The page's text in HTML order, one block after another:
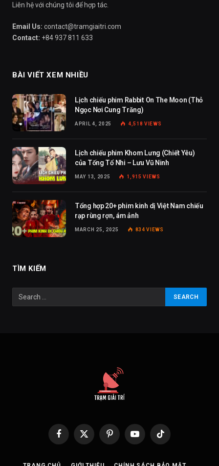
Liên hệ với chúng tôi để hợp tác.
Email Us: contact@tramgiaitri.com
Contact: +84 937 811 633
BÀI VIẾT XEM NHIỀU
Lịch chiếu phim Rabbit On The Moon (Thỏ
Ngọc Nơi Cung Trăng)
APRIL 4, 2025 4,518VIEWS
Lịch chiếu phim Khom Lưng (Chiết Yêu)
của Tống Tổ Nhi – Lưu Vũ Ninh
MAY 13, 2025 1,915VIEWS
Tổng hợp 20+ phim kinh dị Việt Nam chiếu
rạp rùng rợn, ám ảnh
MARCH 25, 2025 834VIEWS
TÌM KIẾM
Facebook
X
PinterestYouTubeTikTok